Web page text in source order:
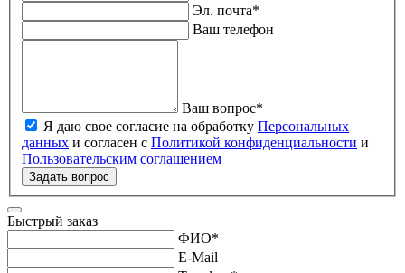
Эл. почта*
Ваш телефон
Ваш вопрос*
Я даю свое согласие на обработку Персональных
данных и согласен с Политикой конфиденциальности и
Пользовательским соглашением
Задать вопрос
Быстрый заказ
ФИО*
E-Mail